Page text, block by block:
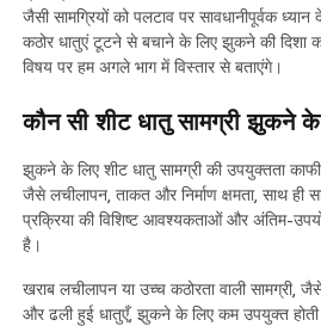
जैसी सामग्रियों को पलटाव पर सावधानीपूर्वक
कठोर धातुएं टूटने से बचाने के लिए झुकने की दिशा
विषय पर हम अगले भाग में विस्तार से बताएंगे।
कौन सी शीट धातु सामग्री झुकने
झुकने के लिए शीट धातु सामग्री की उपयुक्तता
जैसे लचीलापन, ताकत और निर्माण क्षमता, साथ ही
प्रक्रिया की विशिष्ट आवश्यकताओं और अंतिम-
है।
खराब लचीलापन या उच्च कठोरता वाली सामग्री,
और ढली हुई धातुएँ, झुकने के लिए कम उपयुक्त